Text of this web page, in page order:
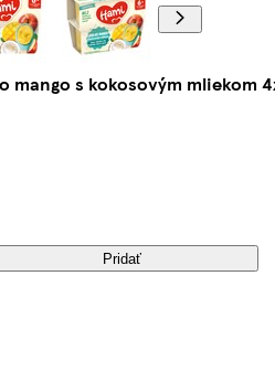
mango s kokosovým mliekom
Pridať